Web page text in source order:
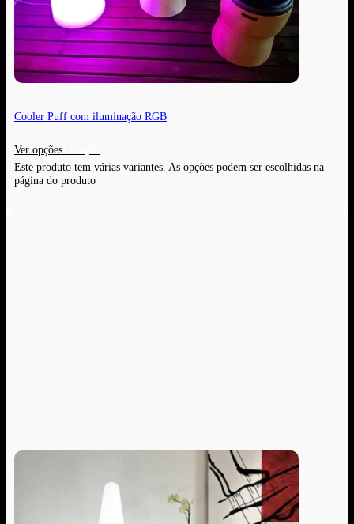
Cooler Puff com iluminação RGB
Ver opções
Este produto tem várias variantes. As opções podem ser escolhidas na
página do produto